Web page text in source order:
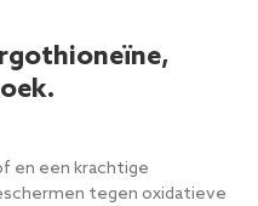
en een krachtige
tegen oxidatieve